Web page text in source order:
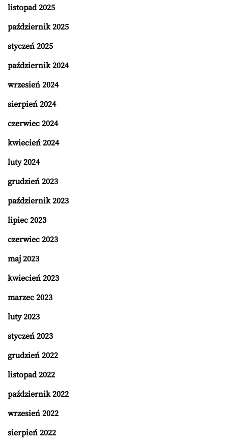
listopad 2025
październik 2025
styczeń 2025
październik 2024
wrzesień 2024
sierpień 2024
czerwiec 2024
kwiecień 2024
luty 2024
grudzień 2023
październik 2023
lipiec 2023
czerwiec 2023
maj 2023
kwiecień 2023
marzec 2023
luty 2023
styczeń 2023
grudzień 2022
listopad 2022
październik 2022
wrzesień 2022
sierpień 2022